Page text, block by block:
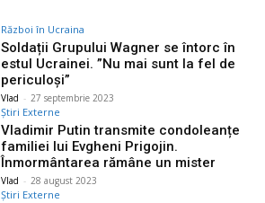
Război în Ucraina
Soldații Grupului Wagner se întorc în
estul Ucrainei. ”Nu mai sunt la fel de
periculoși”
Vlad - 27 septembrie 2023
Știri Externe
Vladimir Putin transmite condoleanțe
familiei lui Evgheni Prigojin.
Înmormântarea rămâne un mister
Vlad - 28 august 2023
Știri Externe